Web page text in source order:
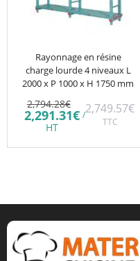
Rayonnage en résine
charge lourde 4 niveaux L
2000 x P 1000 x H 1750 mm
2,794.28€ Le
prix
initial
2,794.28€.
2,291.31€Le
est :
HT
/2,749.57€
TTC